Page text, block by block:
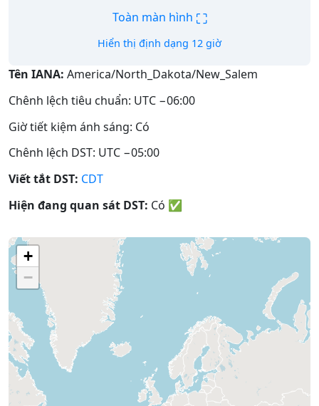
Toàn màn hình ⛶
Hiển thị định dạng 12 giờ
Tên IANA: America/North_Dakota/New_Salem
Chênh lệch tiêu chuẩn: UTC −06:00
Giờ tiết kiệm ánh sáng: Có
Chênh lệch DST: UTC −05:00
Viết tắt DST: CDT
Hiện đang quan sát DST: Có ✅
+
−